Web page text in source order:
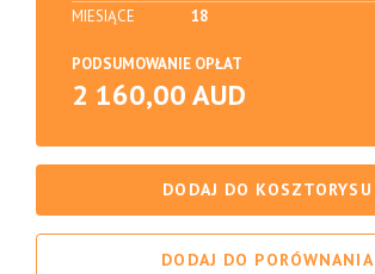
MIESIĄCE
18
PODSUMOWANIE OPŁAT
2 160,00 AUD
DODAJ DO KOSZTORYSU
DODAJ DO PORÓWNANIA